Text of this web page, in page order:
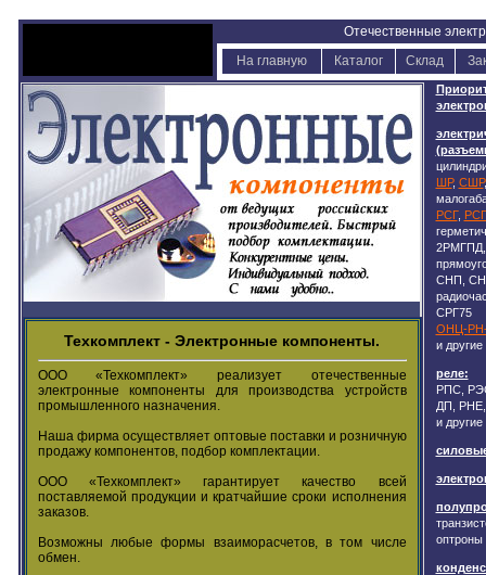
Отечественные
На главную
Каталог Склад
Техкомплект - Электронные компоненты.
ООО «Техкомплект» реализует отечественные
электронные компоненты для производства устройств
промышленного назначения.
Наша фирма осуществляет оптовые поставки и розничную
продажу компонентов, подбор комплектации.
ООО «Техкомплект» гарантирует качество всей
поставляемой продукции и кратчайшие сроки исполнения
заказов.
Возможны любые формы взаиморасчетов, в том числе
обмен.
ШР, СШР
РСГ,
СНП,
СРГ75
ОНЦ-
и другие
реле:
РПС,
ДП, РНЕ,
и
оптроны